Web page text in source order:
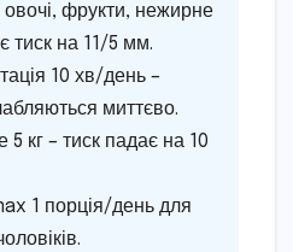
овочі, фрукти, нежирне
тиск на 11/5 мм.
10 хв/день –
миттєво.
5 кг – тиск падає на 10
1 порція/день для